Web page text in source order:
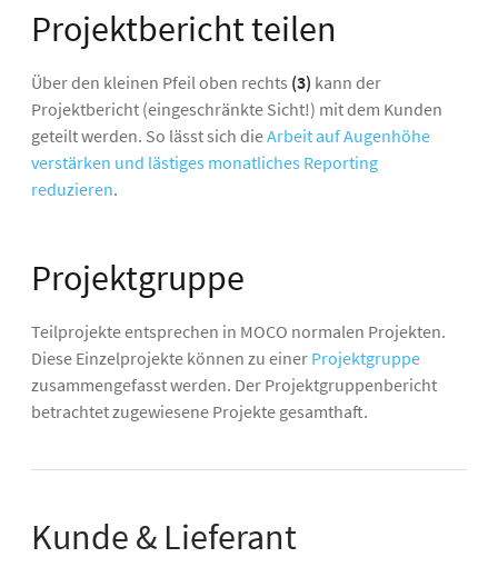
Projektbericht teilen
Über den kleinen Pfeil oben rechts (3) kann der
Projektbericht (eingeschränkte Sicht!) mit dem Kunden
geteilt werden. So lässt sich dieArbeit auf Augenhöhe
verstärken und lästiges monatliches Reporting
reduzieren.
Projektgruppe
Teilprojekte entsprechen in MOCO normalen Projekten.
Diese Einzelprojekte können zu einer Projektgruppe
zusammengefasst werden. Der Projektgruppenbericht
betrachtet zugewiesene Projekte gesamthaft.
Kunde & Lieferant